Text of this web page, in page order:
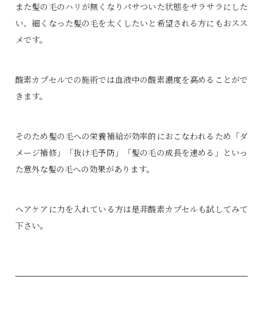
また髪の毛のハリが無くなりパサついた状態をサラサラにした
い、細くなった髪の毛を太くしたいと希望される方にもおスス
メです。
酸素カプセルでの施術では血液中の酸素濃度を高めることがで
きます。
そのため髪の毛への栄養補給が効率的におこなわれるため「ダ
メージ補修」「抜け毛予防」「髪の毛の成長を速める」といっ
た意外な髪の毛への効果があります。
ヘアケアに力を入れている方は是非酸素カプセルも試してみて
下さい。